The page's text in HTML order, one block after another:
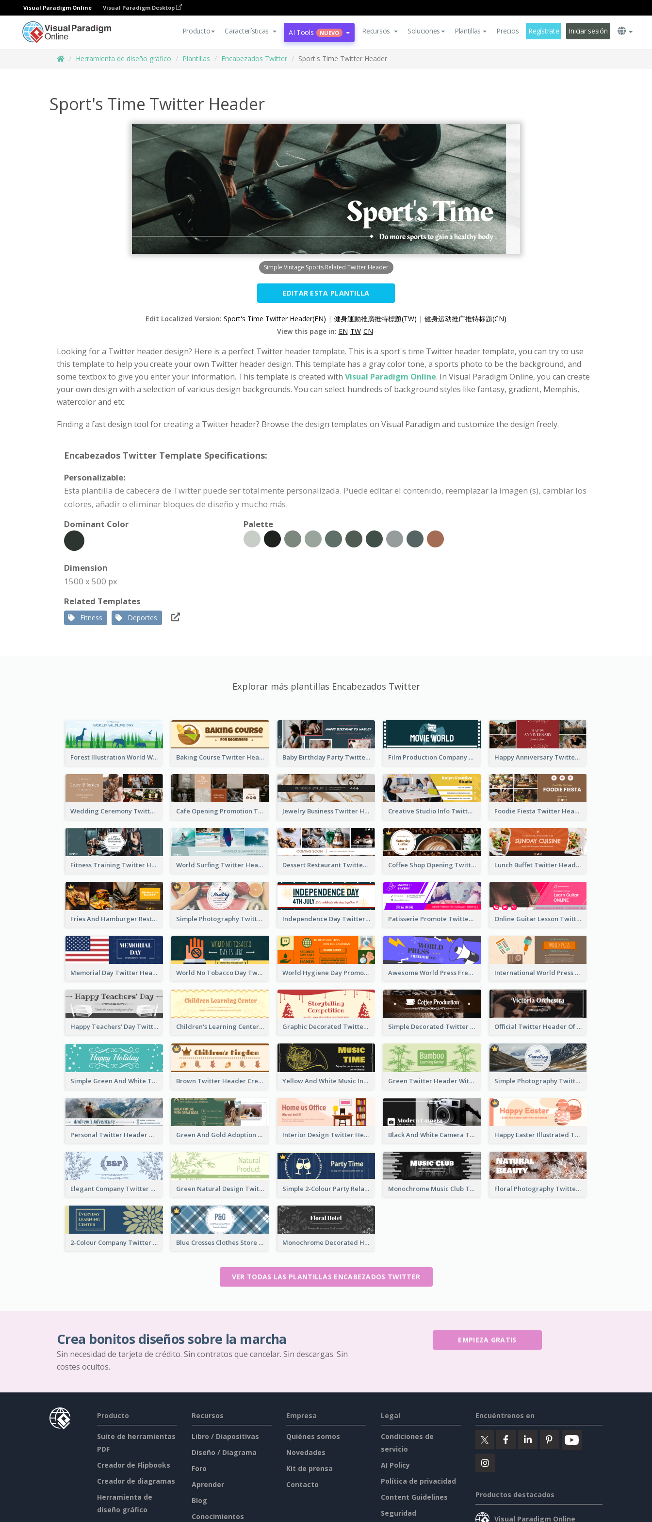
Visual Paradigm Online Visual Paradigm Desktop
Producto Características AI Tools NUEVO Recursos Soluciones Plantillas Precios Regístrate Iniciar sesión
Herramienta de diseño gráfico Plantillas Encabezados Twitter Sport's Time Twitter Header
Sport's Time Twitter Header
Simple Vintage Sports Related Twitter Header
EDITAR ESTA PLANTILLA
Edit Localized Version: Sport's Time Twitter Header(EN) | 健身運動推廣推特標題(TW) | 健身运动推广推特标题(CN)
View this page in: EN TW CN
Looking for a Twitter header design? Here is a perfect Twitter header template. This is a sport's time Twitter header template, you can try to use
this template to help you create your own Twitter header design. This template has a gray color tone, a sports photo to be the background, and
some textbox to give you enter your information. This template is created with Visual Paradigm Online. In Visual Paradigm Online, you can create
your own design with a selection of various design backgrounds. You can select hundreds of background styles like fantasy, gradient, Memphis,
watercolor and etc.
Finding a fast design tool for creating a Twitter header? Browse the design templates on Visual Paradigm and customize the design freely.
Encabezados Twitter Template Specifications:
Personalizable:
Esta plantilla de cabecera de Twitter puede ser totalmente personalizada. Puede editar el contenido, reemplazar la imagen (s), cambiar los
colores, añadir o eliminar bloques de diseño y mucho más.
Dominant Color
Palette
Dimension
1500 x 500 px
Related Templates
Fitness Deportes
Explorar más plantillas Encabezados Twitter
Forest Illustration World Wildlife Day Twitter Header Baking Course Twitter Header Baby Birthday Party Twitter Header Film Production Company Twitter Header Happy Anniversary Twitter Header
Wedding Ceremony Twitter Header Cafe Opening Promotion Twitter Header Jewelry Business Twitter Header Creative Studio Info Twitter Header Foodie Fiesta Twitter Header
Fitness Training Twitter Header World Surfing Twitter Header Dessert Restaurant Twitter Header Coffee Shop Opening Twitter Header Lunch Buffet Twitter Header
Fries And Hamburger Restaurant Twitter Header Simple Photography Twitter Header Promoting Healthy Independence Day Twitter Header With Decorations Patisserie Promote Twitter Header Online Guitar Lesson Twitter Header
Memorial Day Twitter Header With Flag World No Tobacco Day Twitter Header World Hygiene Day Promotion Twitter Header Awesome World Press Freedom Day Twitter Header International World Press Freedom Day Twitter Header
Happy Teachers' Day Twitter Header With Decorations Of Books Children's Learning Center Twitter Header In Orange Colour Tone Graphic Decorated Twitter Header About Storytelling Competition Simple Decorated Twitter Header About Coffee Official Twitter Header Of Orchestra
Simple Green And White Twitter Header With Theme Of Holiday Brown Twitter Header Created For Toy Store Yellow And White Music Instrument Twitter Header About Orchestra Performance Green Twitter Header With Bamboo Decoration Simple Photography Twitter Header Promoting Travelling
Personal Twitter Header Of Hiker Green And Gold Adoption Promotion Header Design Interior Design Twitter Header In Warm Colour Tone Black And White Camera Twitter Header Happy Easter Illustrated Twitter Header
Elegant Company Twitter Header In Blue Colour Tone Green Natural Design Twitter Header Simple 2-Colour Party Related Twitter Header Monochrome Music Club Twitter Header With Decorations Floral Photography Twitter Header
2-Colour Company Twitter Header Blue Crosses Clothes Store Twitter Header Monochrome Decorated Hotel Twitter Header
VER TODAS LAS PLANTILLAS ENCABEZADOS TWITTER
Crea bonitos diseños sobre la marcha
Sin necesidad de tarjeta de crédito. Sin contratos que cancelar. Sin descargas. Sin
costes ocultos.
EMPIEZA GRATIS
Producto
Suite de herramientas
PDF
Creador de Flipbooks
Creador de diagramas
Herramienta de
diseño gráfico
Recursos
Libro / Diapositivas
Diseño / Diagrama
Foro
Aprender
Blog
Conocimientos
Empresa
Quiénes somos
Novedades
Kit de prensa
Contacto
Legal
Condiciones de
servicio
AI Policy
Política de privacidad
Content Guidelines
Seguridad
Encuéntrenos en
Productos destacados
Visual Paradigm Online